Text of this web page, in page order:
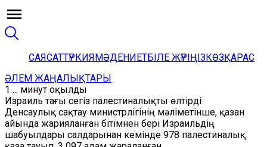
САЯСАТТҮРКИЯМӘДЕНИЕТБІЛЕ ЖҮРІҢІЗКӨЗҚАРАС
ӘЛЕМ ЖАҢАЛЫҚТАРЫ
1 ... минут оқылды
Израиль тағы сегіз палестиналықты өлтірді
Денсаулық сақтау министрлігінің мәліметінше, қазан
айында жарияланған бітімнен бері Израильдің
шабуылдары салдарынан кемінде 978 палестиналық